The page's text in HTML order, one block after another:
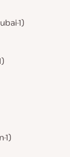
1)
1)